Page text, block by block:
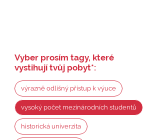
Vyber prosím tagy, které
vystihují tvůj pobyt*:
výrazně odlišný přístup k výuce
vysoký počet mezinárodních studentů
historická univerzita